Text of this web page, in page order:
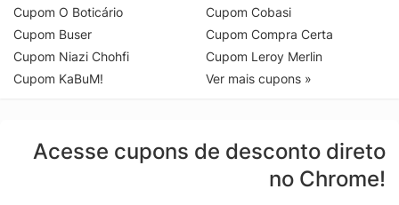
Cupom O Boticário
Cupom Buser
Cupom Niazi Chohfi
Cupom KaBuM!
Cupom Cobasi
Cupom Compra Certa
Cupom Leroy Merlin
Ver mais cupons »
Acesse cupons de desconto direto
no Chrome!